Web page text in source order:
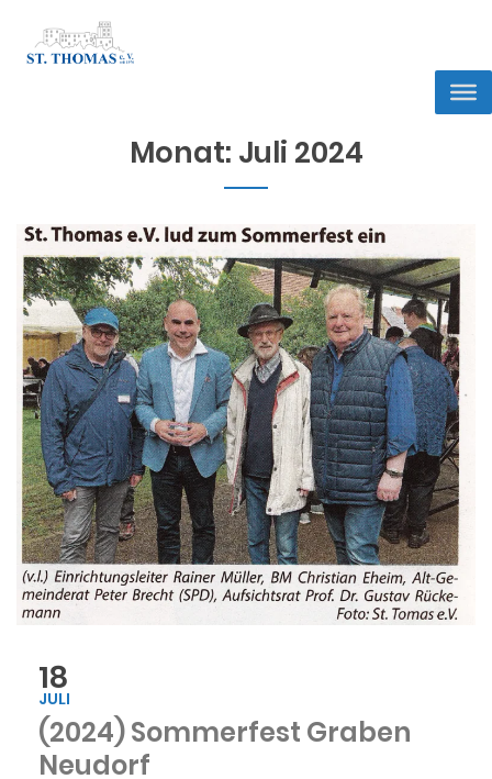
Monat: Juli 2024
18
JULI
(2024) Sommerfest Graben
Neudorf